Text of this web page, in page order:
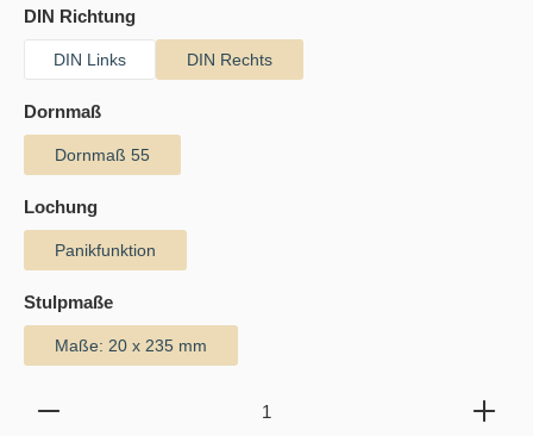
DIN Richtungauswählen
DIN Links DIN Rechts
Dornmaßauswählen
Dornmaß 55
Lochungauswählen
Panikfunktion
Stulpmaßeauswählen
Maße: 20 x 235 mm
Produkt Anzahl: Gib den gewünschten Wert ein